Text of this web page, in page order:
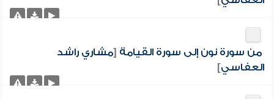
من سورة نون إلى سورة القيامة [مشاري راشد
العفاسي]